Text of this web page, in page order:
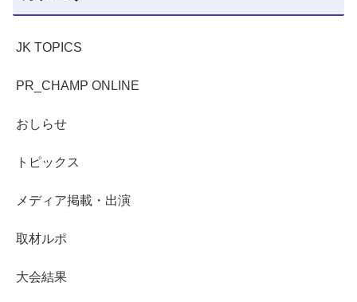
JK TOPICS
PR_CHAMP ONLINE
おしらせ
トピックス
メディア掲載・出演
取材ルポ
大会結果